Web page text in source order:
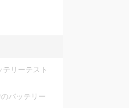
リーテスト
バッテリー